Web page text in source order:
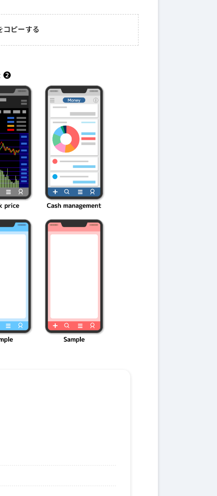
きたい
クニッ
ガチャ運がアップする
かも？モンストの都市
コピーする